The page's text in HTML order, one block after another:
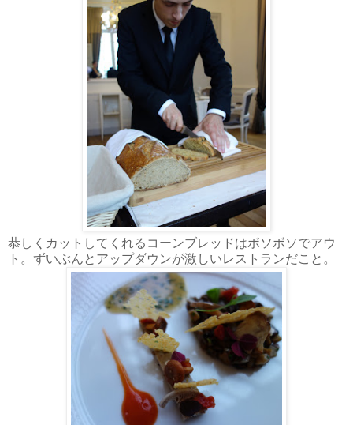
恭しくカットしてくれるコーンブレッドはボソボソでアウ
ト。ずいぶんとアップダウンが激しいレストランだこと。